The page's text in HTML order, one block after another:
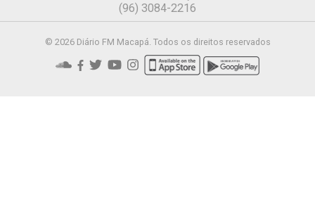
(96) 3084-2216
© 2026 Diário FM Macapá. Todos os direitos reservados